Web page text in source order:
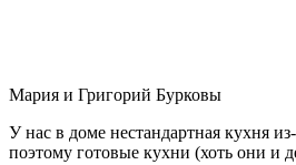
Мария и Григорий Бурковы
У нас в доме нестандартная кухня
поэтому готовые кухни (хоть они и